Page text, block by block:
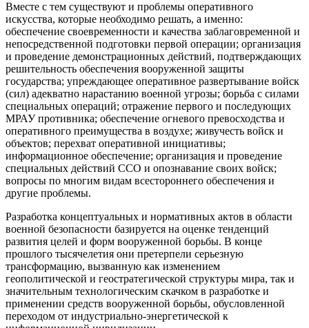
Вместе с тем существуют и проблемы оперативного
искусства, которые необходимо решать, а именно:
обеспечение своевременности и качества заблаговременной и
непосредственной подготовки первой операции; организация
и проведение демонстрационных действий, подтверждающих
решительность обеспечения вооруженной защиты
государства; упреждающее оперативное развертывание войск
(сил) адекватно нарастанию военной угрозы; борьба с силами
специальных операций; отражение первого и последующих
МРАУ противника; обеспечение огневого превосходства и
оперативного преимущества в воздухе; живучесть войск и
объектов; перехват оперативной инициативы;
информационное обеспечение; организация и проведение
специальных действий ССО и опознавание своих войск;
вопросы по многим видам всестороннего обеспечения и
другие проблемы.
Разработка концептуальных и нормативных актов в области
военной безопасности базируется на оценке тенденций
развития целей и форм вооруженной борьбы. В конце
прошлого тысячелетия они претерпели серьезную
трансформацию, вызванную как изменением
геополитической и геостратегической структуры мира, так и
значительным технологическим скачком в разработке и
применении средств вооруженной борьбы, обусловленной
переходом от индустриально-энергетической к